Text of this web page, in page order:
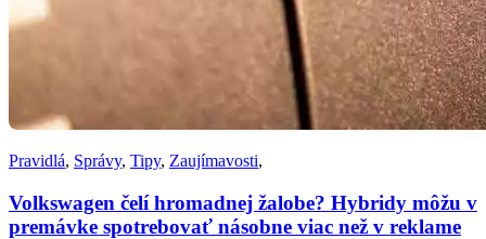
Pravidlá, Správy, Tipy, Zaujímavosti,
Volkswagen čelí hromadnej žalobe? Hybridy môžu v
premávke spotrebovať násobne viac než v reklame